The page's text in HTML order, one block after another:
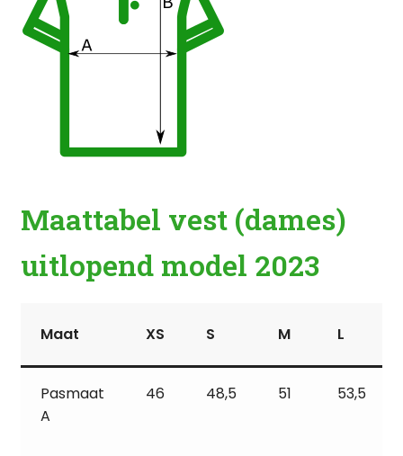
Maattabel vest (dames)
uitlopend model 2023
Maat XS S M L
Pasmaat
A
46 48,5 51 53,5